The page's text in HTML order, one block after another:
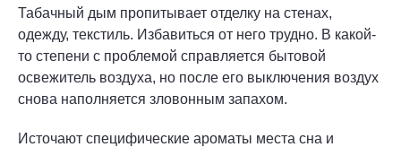
Табачный дым пропитывает отделку на стенах,
одежду, текстиль. Избавиться от него трудно. В какой-
то степени с проблемой справляется бытовой
освежитель воздуха, но после его выключения воздух
снова наполняется зловонным запахом.
Источают специфические ароматы места сна и